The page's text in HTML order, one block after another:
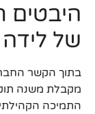
היבטים
של
בתוך הקשר
מקבלת משנה
התמיכה